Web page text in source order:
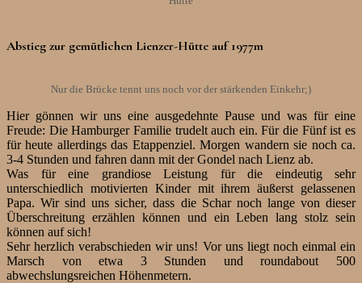
Abstieg zur gemütlichen Lienzer-Hütte auf 1977m
Nur die Brücke tennt uns noch vor der stärkenden Einkehr;)
Hier gönnen wir uns eine ausgedehnte Pause und was für eine
Freude: Die Hamburger Familie trudelt auch ein. Für die Fünf ist es
für heute allerdings das Etappenziel. Morgen wandern sie noch ca.
3-4 Stunden und fahren dann mit der Gondel nach Lienz ab.
Was für eine grandiose Leistung für die eindeutig sehr
unterschiedlich motivierten Kinder mit ihrem äußerst gelassenen
Papa. Wir sind uns sicher, dass die Schar noch lange von dieser
Überschreitung erzählen können und ein Leben lang stolz sein
können auf sich!
Sehr herzlich verabschieden wir uns! Vor uns liegt noch einmal ein
Marsch von etwa 3 Stunden und roundabout 500
abwechslungsreichen Höhenmetern.